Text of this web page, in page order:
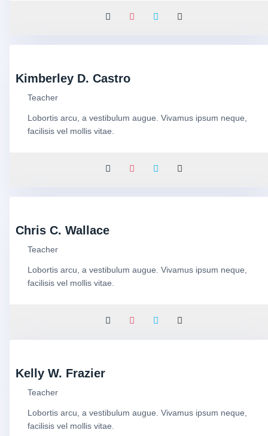
Kimberley D. Castro
Teacher
Lobortis arcu, a vestibulum augue. Vivamus ipsum neque,
facilisis vel mollis vitae.
Chris C. Wallace
Teacher
Lobortis arcu, a vestibulum augue. Vivamus ipsum neque,
facilisis vel mollis vitae.
Kelly W. Frazier
Teacher
Lobortis arcu, a vestibulum augue. Vivamus ipsum neque,
facilisis vel mollis vitae.